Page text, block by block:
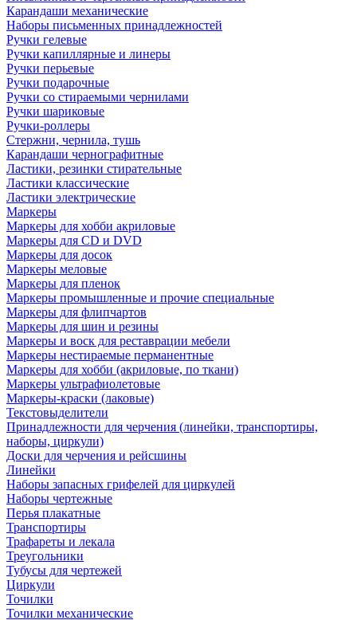
Карандаши механические
Наборы письменных принадлежностей
Ручки гелевые
Ручки капиллярные и линеры
Ручки перьевые
Ручки подарочные
Ручки со стираемыми чернилами
Ручки шариковые
Ручки-роллеры
Стержни, чернила, тушь
Карандаши чернографитные
Ластики, резинки стирательные
Ластики классические
Ластики электрические
Маркеры
Маркеры для хобби акриловые
Маркеры для CD и DVD
Маркеры для досок
Маркеры меловые
Маркеры для пленок
Маркеры промышленные и прочие специальные
Маркеры для флипчартов
Маркеры для шин и резины
Маркеры и воск для реставрации мебели
Маркеры нестираемые перманентные
Маркеры для хобби (акриловые, по ткани)
Маркеры ультрафиолетовые
Маркеры-краски (лаковые)
Текстовыделители
Принадлежности для черчения (линейки, транспортиры,
наборы, циркули)
Доски для черчения и рейсшины
Линейки
Наборы запасных грифелей для циркулей
Наборы чертежные
Перья плакатные
Транспортиры
Трафареты и лекала
Треугольники
Тубусы для чертежей
Циркули
Точилки
Точилки механические